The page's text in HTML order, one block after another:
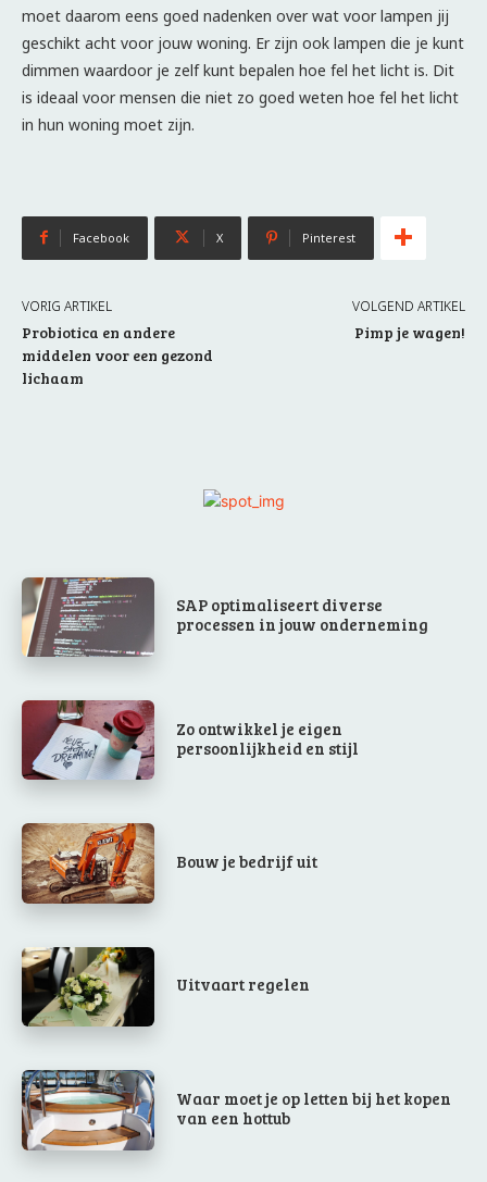
moet daarom eens goed nadenken over wat voor lampen jij
geschikt acht voor jouw woning. Er zijn ook lampen die je kunt
dimmen waardoor je zelf kunt bepalen hoe fel het licht is. Dit
is ideaal voor mensen die niet zo goed weten hoe fel het licht
in hun woning moet zijn.
Facebook X Pinterest
VORIG ARTIKEL
Probiotica en andere
middelen voor een gezond
lichaam
VOLGEND ARTIKEL
Pimp je wagen!
SAP optimaliseert diverse
processen in jouw onderneming
Zo ontwikkel je eigen
persoonlijkheid en stijl
Bouw je bedrijf uit
Uitvaart regelen
Waar moet je op letten bij het kopen
van een hottub